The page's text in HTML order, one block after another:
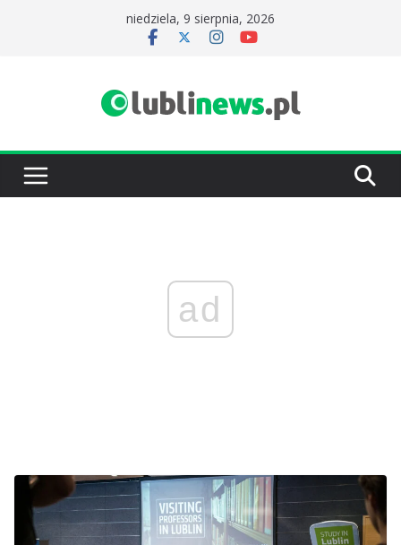
niedziela, 9 sierpnia, 2026
ad